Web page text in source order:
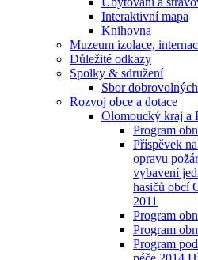
Interaktivní mapa
Knihovna
Muzeum izolace,
Důležité odkazy
Spolky & sdružení
Sbor
Rozvoj obce a dotace
Olomoucký kraj a
Program
Příspěvek
opravu
vybavení
hasičů obcí
2011
Program
Program
Program